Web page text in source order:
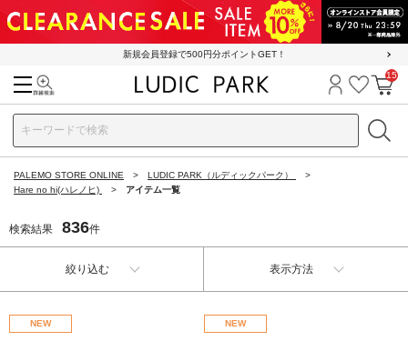
新規会員登録で500円分ポイントGET！
ログイン
お気に
カ
15
PALEMO STORE ONLINE
LUDIC PARK（ルディックパーク）
Hare no hi(ハレノヒ)
アイテム一覧
検索結果 836件
絞り込む 表示方法
NEW NEW